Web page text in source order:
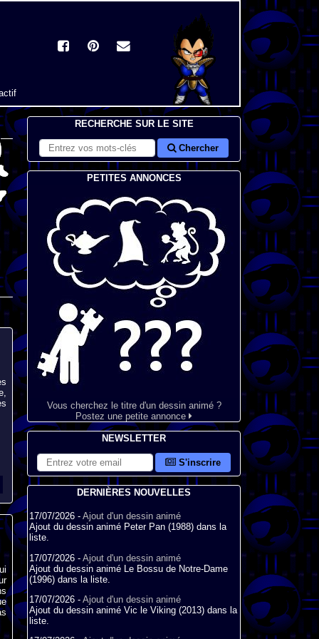
RECHERCHE SUR LE SITE
Chercher
PETITES ANNONCES
Vous cherchez le titre d'un dessin animé ?
Postez une petite annonce
NEWSLETTER
S'inscrire
DERNIÈRES NOUVELLES
17/07/2026 - Ajout d'un dessin animé
Ajout du dessin animé Peter Pan (1988) dans la
liste.
17/07/2026 - Ajout d'un dessin animé
Ajout du dessin animé Le Bossu de Notre-Dame
(1996) dans la liste.
17/07/2026 - Ajout d'un dessin animé
Ajout du dessin animé Vic le Viking (2013) dans la
liste.